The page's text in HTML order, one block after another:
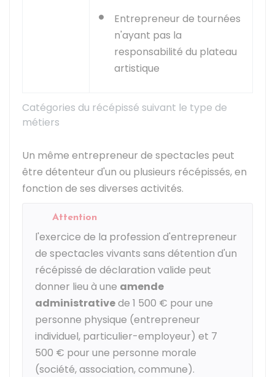
Catégories du récépissé suivant le type de
métiers
Entrepreneur de tournées
n'ayant pas la
responsabilité du plateau
artistique
Un même entrepreneur de spectacles peut
être détenteur d'un ou plusieurs récépissés, en
fonction de ses diverses activités.
Attention
l'exercice de la profession d'entrepreneur
de spectacles vivants sans détention d'un
récépissé de déclaration valide peut
donner lieu à une amende
administrativede 1 500 € pour une
personne physique (entrepreneur
individuel, particulier-employeur) et 7
500 € pour une personne morale
(société, association, commune).